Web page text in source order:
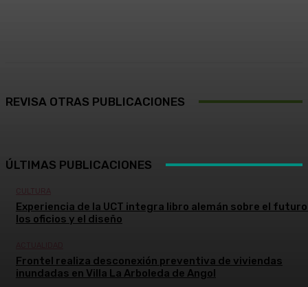
REVISA OTRAS PUBLICACIONES
ÚLTIMAS PUBLICACIONES
CULTURA
Experiencia de la UCT integra libro alemán sobre el
los oficios y el diseño
Frontel realiza desconexión preventiva de viviendas
inundadas en Villa La Arboleda de Angol